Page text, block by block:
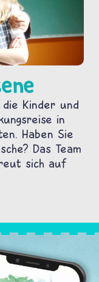
Kinder und
in
Haben Sie
Das Team
sich auf